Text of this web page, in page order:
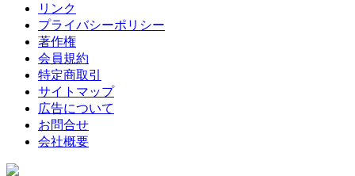
リンク
プライバシーポリシー
著作権
会員規約
特定商取引
サイトマップ
広告について
お問合せ
会社概要